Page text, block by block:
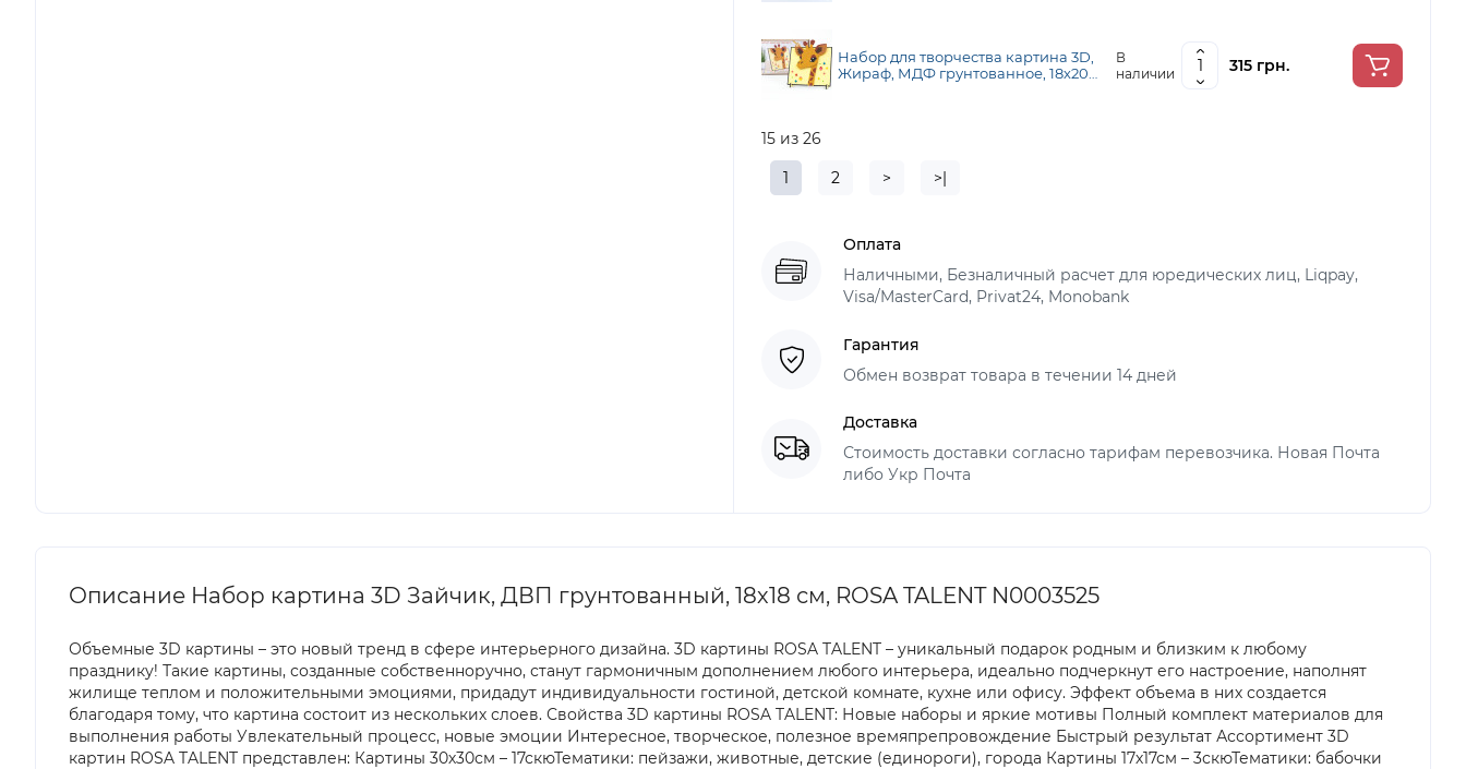
Набор для творчества картина 3D,
Жираф, МДФ грунтованное, 18х20
В
наличии
315 грн.
15 из 26
1
2 > >|
Оплата
Наличными, Безналичный расчет для юредических лиц, Liqpay,
Visa/MasterCard, Privat24, Monobank
Гарантия
Обмен возврат товара в течении 14 дней
Доставка
Стоимость доставки согласно тарифам перевозчика. Новая Почта
либо Укр Почта
Описание Набор картина 3D Зайчик, ДВП грунтованный, 18х18 см, ROSA TALENT N0003525
Объемные 3D картины – это новый тренд в сфере интерьерного дизайна. 3D картины ROSA TALENT – уникальный подарок родным и близким к любому
празднику! Такие картины, созданные собственноручно, станут гармоничным дополнением любого интерьера, идеально подчеркнут его настроение, наполнят
жилище теплом и положительными эмоциями, придадут индивидуальности гостиной, детской комнате, кухне или офису. Эффект объема в них создается
благодаря тому, что картина состоит из нескольких слоев. Свойства 3D картины ROSA TALENT: Новые наборы и яркие мотивы Полный комплект материалов для
выполнения работы Увлекательный процесс, новые эмоции Интересное, творческое, полезное времяпрепровождение Быстрый результат Ассортимент 3D
картин ROSA TALENT представлен: Картины 30х30см – 17скюТематики: пейзажи, животные, детские (единороги), города Картины 17х17см – 3скюТематики: бабочки